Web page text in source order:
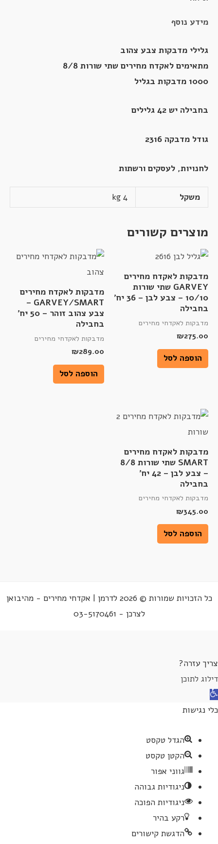
מידע נוסף
גלילי מדבקות צבע צהוב
מתאימים לאקדח מחירים שתי שורות 8/8
1000 מדבקות בגליל
בחבילה יש 42 גלילים
גודל מדבקה 2316
לחנויות, לעסקים ורשתות
משקל 4 kg
מוצרים קשורים
מדבקות לאקדח מחירים
GARVEY שתי שורות
10/10 – צבע לבן – 36 יח'
בחבילה
מדבקות לאקדחי מחירים
₪275.00
הוספה לסל
מדבקות לאקדח מחירים
GARVEY/SMART –
צבע צהוב זוהר – 50 יח'
בחבילה
מדבקות לאקדחי מחירים
₪289.00
הוספה לסל
מדבקות לאקדח מחירים
SMART שתי שורות 8/8
– צבע לבן – 42 יח'
בחבילה
מדבקות לאקדחי מחירים
₪345.00
הוספה לסל
כל הזכויות שמורות © 2026 לדרמן | אקדחי מחירים - מהיבואן
לצרכן - 03-5170461
צריך עזרה?
דילוג לתוכן
פתח
סרגל
כלי נגישות
הגדל טקסט
הקטן טקסט
גווני אפור
ניגודיות גבוהה
ניגודיות הפוכה
רקע בהיר
הדגשת קישורים